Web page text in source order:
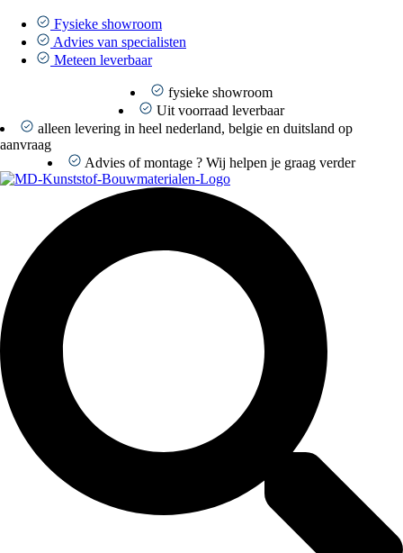
naar
inhoud
Fysieke showroom
Advies van specialisten
Meteen leverbaar
fysieke showroom
Uit voorraad leverbaar
alleen levering in heel nederland, belgie en duitsland op
aanvraag
Advies of montage ? Wij helpen je graag verder